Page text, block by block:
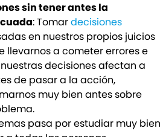
sin tener antes la
: Tomardecisiones
en nuestros propios juicios
llevarnos a cometer errores e
decisiones afectan a
de pasar a la acción,
muy bien antes sobre
pasa por estudiar muy bien